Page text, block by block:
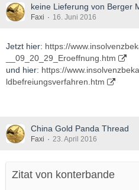
keine Lieferung von Berger
Faxi 16. Juni 2016
Jetzt hier: https://
__09_20_29_Eroeffnung.htm
und hier: https://
ldbefreiungsverfahren.htm
China Gold Panda Thread
Faxi 23. April 2016
Zitat von konterbande